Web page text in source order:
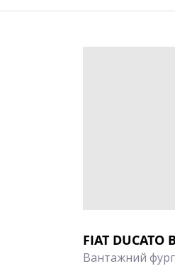
FIAT
Вантажний